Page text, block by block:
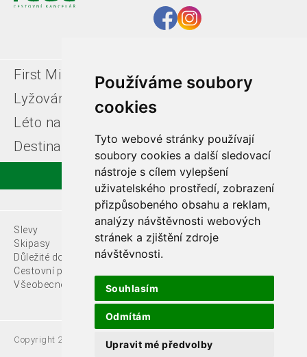
Používáme soubory
cookies
Tyto webové stránky používají
soubory cookies a další sledovací
nástroje s cílem vylepšení
uživatelského prostředí, zobrazení
přizpůsobeného obsahu a reklam,
analýzy návštěvnosti webových
stránek a zjištění zdroje
návštěvnosti.
Souhlasím
Odmítám
Upravit mé předvolby
First Minute
Last minute
Lyžování v Itálii
Léto na horách
Destinace
Slevy
Skipasy
Důležité dokumenty
Cestovní pojištění
Kontakty
Všeobecné podmínky
Copyright 2021 Fede, s.r.o.